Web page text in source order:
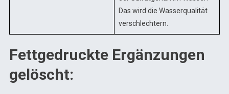
Das wird die Wasserqualität
verschlechtern.
Fettgedruckte Ergänzungen
gelöscht: